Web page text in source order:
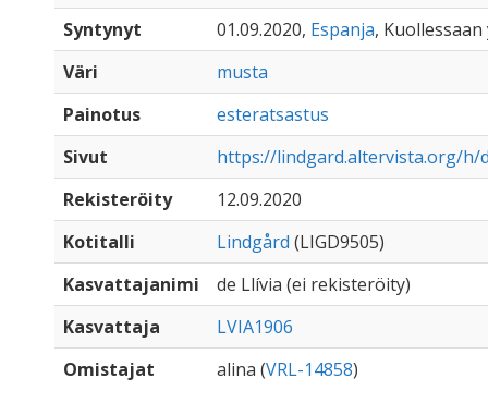
Syntynyt
01.09.2020, Espanja, Kuollessaan
Väri
musta
Painotus
esteratsastus
Sivut
https://lindgard.altervista.org/h/
Rekisteröity
12.09.2020
Kotitalli
Lindgård (LIGD9505)
Kasvattajanimi
de Llívia (ei rekisteröity)
Kasvattaja
LVIA1906
Omistajat
alina (VRL-14858)